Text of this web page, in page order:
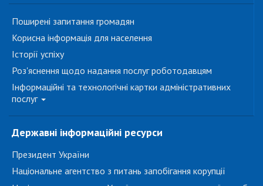
Поширені запитання громадян
Корисна інформація для населення
Історії успіху
Роз'яснення щодо надання послуг роботодавцям
Інформаційні та технологічні картки адміністративних
послуг
Державні інформаційні ресурси
Президент України
Національне агентство з питань запобігання корупції